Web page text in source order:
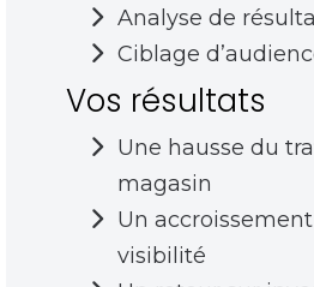
Analyse de
Ciblage
Vos résultats
Une hausse du
magasin
Un
visibilité